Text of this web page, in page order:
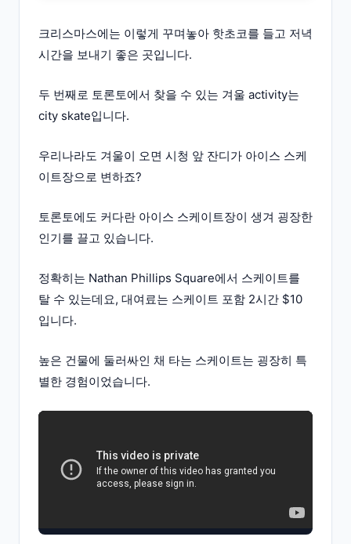
크리스마스에는 이렇게 꾸며놓아 핫초코를 들고 저녁
시간을 보내기 좋은 곳입니다.
두 번째로 토론토에서 찾을 수 있는 겨울 activity는
city skate입니다.
우리나라도 겨울이 오면 시청 앞 잔디가 아이스 스케
이트장으로 변하죠?
토론토에도 커다란 아이스 스케이트장이 생겨 굉장한
인기를 끌고 있습니다.
정확히는 Nathan Phillips Square에서 스케이트를
탈 수 있는데요, 대여료는 스케이트 포함 2시간 $10
입니다.
높은 건물에 둘러싸인 채 타는 스케이트는 굉장히 특
별한 경험이었습니다.